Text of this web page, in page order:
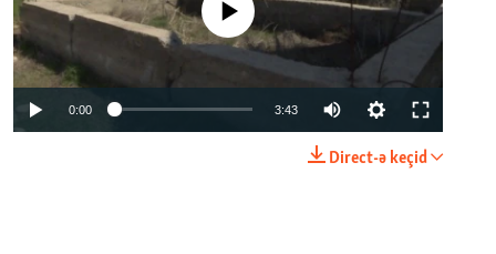
No media source currently available
0:00 3:43
Direct-ə keçid